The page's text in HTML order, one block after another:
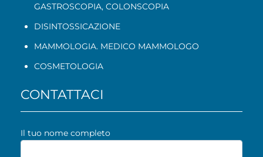
GASTROSCOPIA, COLONSCOPIA
DISINTOSSICAZIONE
MAMMOLOGIA. MEDICO MAMMOLOGO
COSMETOLOGIA
CONTATTACI
Il tuo nome completo